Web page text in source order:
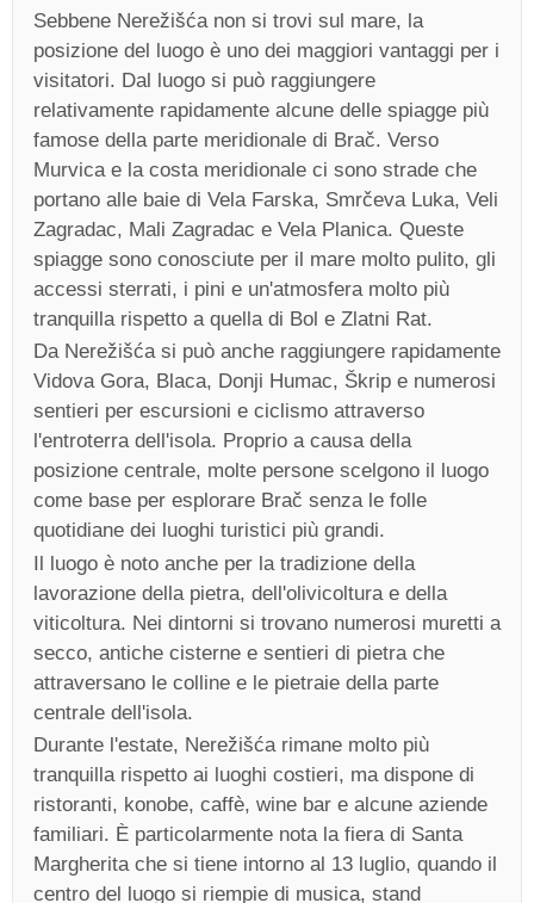
Sebbene Nerežišća non si trovi sul mare, la
posizione del luogo è uno dei maggiori vantaggi per i
visitatori. Dal luogo si può raggiungere
relativamente rapidamente alcune delle spiagge più
famose della parte meridionale di Brač. Verso
Murvica e la costa meridionale ci sono strade che
portano alle baie di Vela Farska, Smrčeva Luka, Veli
Zagradac, Mali Zagradac e Vela Planica. Queste
spiagge sono conosciute per il mare molto pulito, gli
accessi sterrati, i pini e un'atmosfera molto più
tranquilla rispetto a quella di Bol e Zlatni Rat.
Da Nerežišća si può anche raggiungere rapidamente
Vidova Gora, Blaca, Donji Humac, Škrip e numerosi
sentieri per escursioni e ciclismo attraverso
l'entroterra dell'isola. Proprio a causa della
posizione centrale, molte persone scelgono il luogo
come base per esplorare Brač senza le folle
quotidiane dei luoghi turistici più grandi.
Il luogo è noto anche per la tradizione della
lavorazione della pietra, dell'olivicoltura e della
viticoltura. Nei dintorni si trovano numerosi muretti a
secco, antiche cisterne e sentieri di pietra che
attraversano le colline e le pietraie della parte
centrale dell'isola.
Durante l'estate, Nerežišća rimane molto più
tranquilla rispetto ai luoghi costieri, ma dispone di
ristoranti, konobe, caffè, wine bar e alcune aziende
familiari. È particolarmente nota la fiera di Santa
Margherita che si tiene intorno al 13 luglio, quando il
centro del luogo si riempie di musica, stand